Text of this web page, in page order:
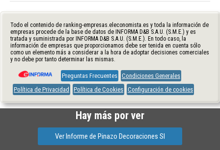
Todo el contenido de ranking-empresas.eleconomista.es y toda la información de
empresas procede de la base de datos de INFORMA D&B S.A.U. (S.M.E.) y es
tratada y suministrada por INFORMA D&B S.A.U. (S.M.E.). En todo caso, la
información de empresas que proporcionamos debe ser tenida en cuenta sólo
como un elemento más a considerar a la hora de adoptar decisiones comerciales
y no debe por tanto determinar las mismas.
Preguntas Frecuentes Condiciones Generales
Política de Privacidad
Política de Cookies Configuración de cookies
Hay más por ver
Ver Informe de Pinazo Decoraciones Sl